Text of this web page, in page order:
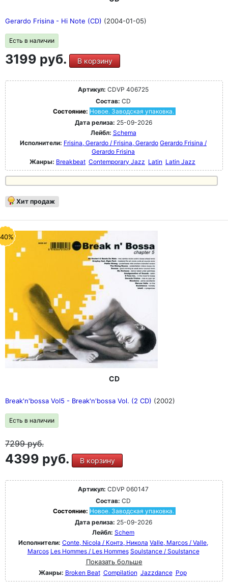
Gerardo Frisina - Hi Note (CD) (2004-01-05)
Есть в наличии
3199 руб. В корзину
Артикул: CDVP 406725
Состав: CD
Состояние: Новое. Заводская упаковка.
Дата релиза: 25-09-2026
Лейбл: Schema
Исполнители: Frisina, Gerardo / Frisina, Gerardo Gerardo Frisina /
Gerardo Frisina
Жанры: Breakbeat Contemporary Jazz Latin Latin Jazz
Хит продаж
CD
Break'n'bossa Vol5 - Break'n'bossa Vol. (2 CD) (2002)
Есть в наличии
7299руб.
4399 руб. В корзину
Артикул: CDVP 060147
Состав: CD
Состояние: Новое. Заводская упаковка.
Дата релиза: 25-09-2026
Лейбл: Schem
Исполнители: Conte, Nicola / Контэ, Никола Valle, Marcos / Valle,
Marcos Les Hommes / Les Hommes Soulstance / Soulstance
Показать больше
Жанры: Broken Beat Compilation Jazzdance Pop